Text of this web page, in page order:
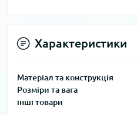
Характеристики
Матеріал та конструкція
Розміри та вага
інші товари